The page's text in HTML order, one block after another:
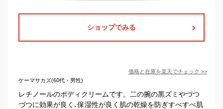
ショップでみる
価格と在庫を楽天でチェック >>
ケーマサカズ(60代・男性)
レチノールのボディクリームです。二の腕の黒ズミやづつ
づつに効果が良く､保湿性が良く肌の乾燥を防ぎすべすべ肌